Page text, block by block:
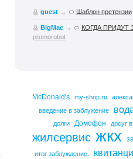
guest→ Шаблон претензии
BigMac→ КОГДА ПРИДУТ
promorobot
McDonald's my-shop.ru
введение в заблужение
долги
Домофон досуг
жилсервис жкх
итог заблуждение.